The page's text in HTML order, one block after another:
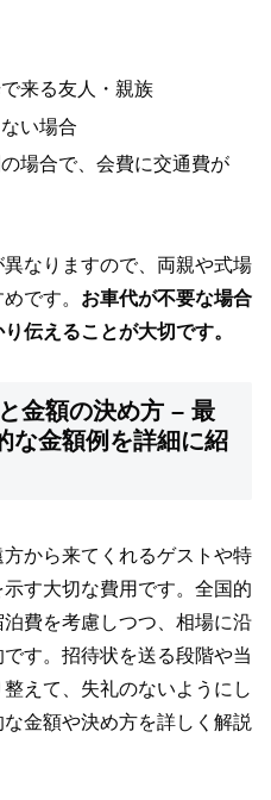
来る友人・親族
い場合
場合で、会費に交通費が
なりますので、両親や式場
です。 お車代が不要な場合
伝えることが大切です。
金額の決め方 – 最
な金額例を詳細に紹
から来てくれるゲストや特
す大切な費用です。全国的
費を考慮しつつ、相場に沿
す。招待状を送る段階や当
えて、失礼のないようにし
金額や決め方を詳しく解説